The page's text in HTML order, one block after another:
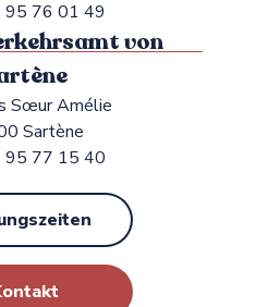
95 76 01 49
von
Sœur Amélie
Sartène
95 77 15 40